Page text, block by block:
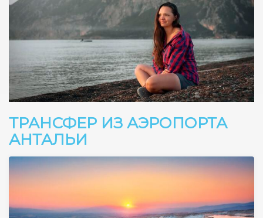
ТРАНСФЕР ИЗ АЭРОПОРТА
АНТАЛЬИ